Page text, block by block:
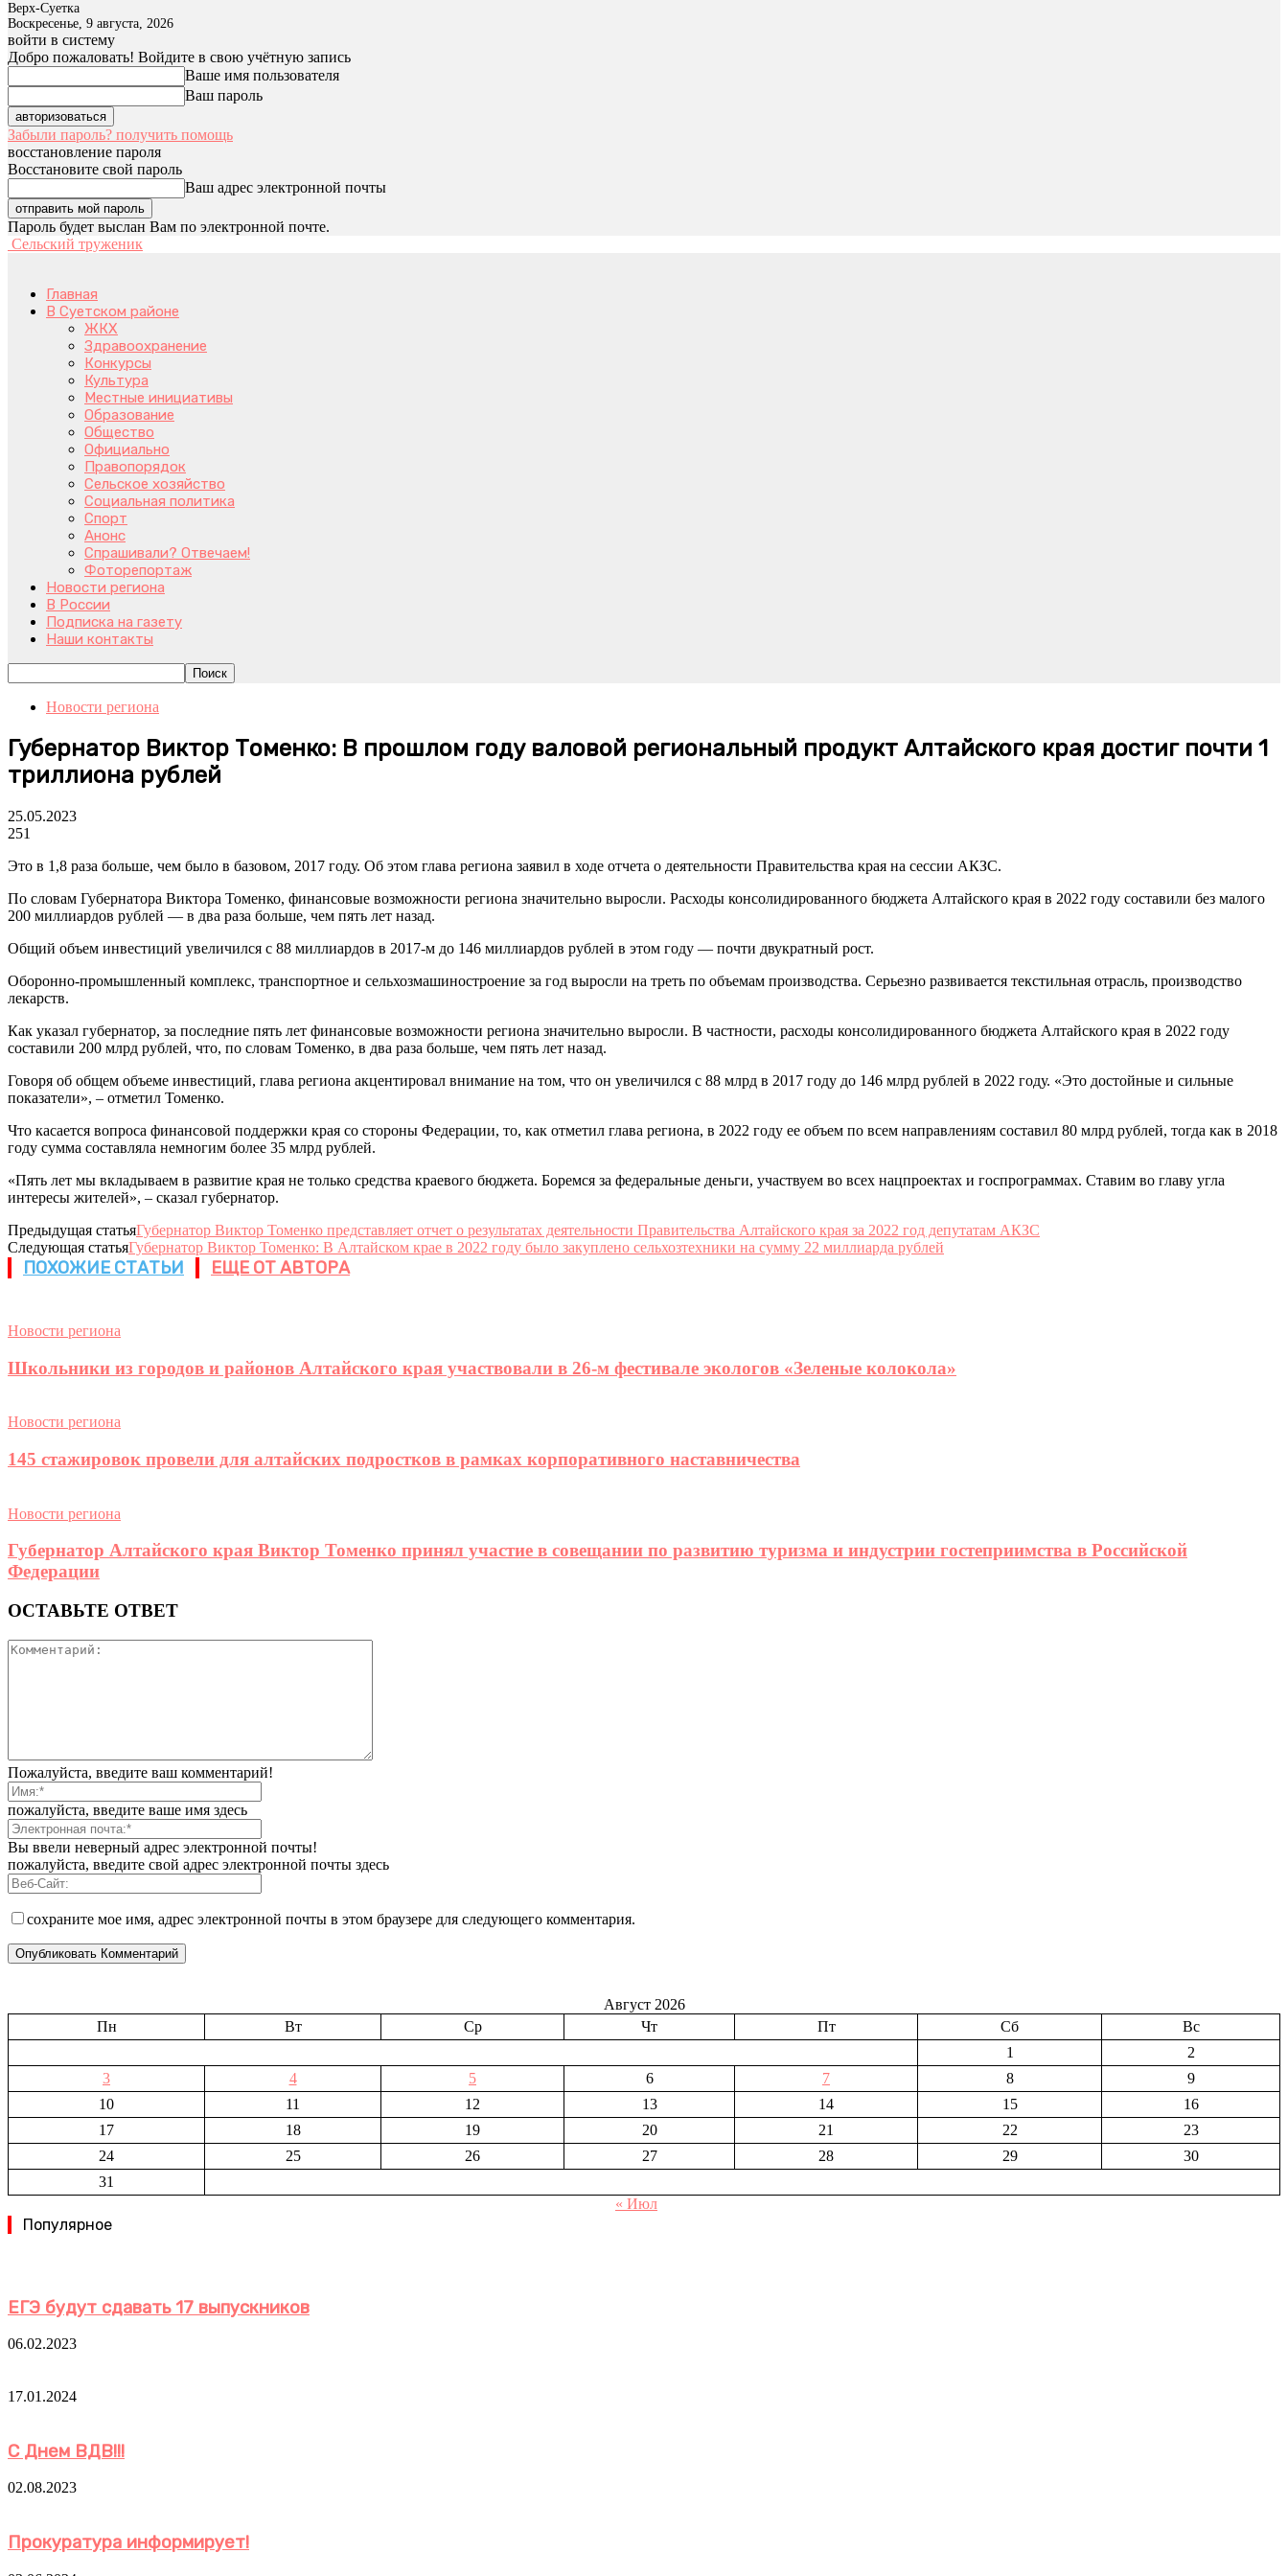
Верх-Суетка
Воскресенье, 9 августа, 2026
войти в систему
Добро пожаловать! Войдите в свою учётную запись
Ваше имя пользователя
Ваш пароль
Забыли пароль? получить помощь
восстановление пароля
Восстановите свой пароль
Ваш адрес электронной почты
Пароль будет выслан Вам по электронной почте.
Сельский труженик
Главная
В Суетском районе
ЖКХ
Здравоохранение
Конкурсы
Культура
Местные инициативы
Образование
Общество
Официально
Правопорядок
Сельское хозяйство
Социальная политика
Спорт
Анонс
Спрашивали? Отвечаем!
Фоторепортаж
Новости региона
В России
Подписка на газету
Наши контакты
Новости региона
Губернатор Виктор Томенко: В прошлом году валовой региональный продукт Алтайского края достиг почти 1
триллиона рублей
25.05.2023
251
Это в 1,8 раза больше, чем было в базовом, 2017 году. Об этом глава региона заявил в ходе отчета о деятельности Правительства края на сессии АКЗС.
По словам Губернатора Виктора Томенко, финансовые возможности региона значительно выросли. Расходы консолидированного бюджета Алтайского края в 2022 году составили без малого
200 миллиардов рублей — в два раза больше, чем пять лет назад.
Общий объем инвестиций увеличился с 88 миллиардов в 2017-м до 146 миллиардов рублей в этом году — почти двукратный рост.
Оборонно-промышленный комплекс, транспортное и сельхозмашиностроение за год выросли на треть по объемам производства. Серьезно развивается текстильная отрасль, производство
лекарств.
Как указал губернатор, за последние пять лет финансовые возможности региона значительно выросли. В частности, расходы консолидированного бюджета Алтайского края в 2022 году
составили 200 млрд рублей, что, по словам Томенко, в два раза больше, чем пять лет назад.
Говоря об общем объеме инвестиций, глава региона акцентировал внимание на том, что он увеличился с 88 млрд в 2017 году до 146 млрд рублей в 2022 году. «Это достойные и сильные
показатели», – отметил Томенко.
Что касается вопроса финансовой поддержки края со стороны Федерации, то, как отметил глава региона, в 2022 году ее объем по всем направлениям составил 80 млрд рублей, тогда как в 2018
году сумма составляла немногим более 35 млрд рублей.
«Пять лет мы вкладываем в развитие края не только средства краевого бюджета. Боремся за федеральные деньги, участвуем во всех нацпроектах и госпрограммах. Ставим во главу угла
интересы жителей», – сказал губернатор.
Предыдущая статьяГубернатор Виктор Томенко представляет отчет о результатах деятельности Правительства Алтайского края за 2022 год депутатам АКЗС
Следующая статьяГубернатор Виктор Томенко: В Алтайском крае в 2022 году было закуплено сельхозтехники на сумму 22 миллиарда рублей
ПОХОЖИЕ СТАТЬИ ЕЩЕ ОТ АВТОРА
Новости региона
Школьники из городов и районов Алтайского края участвовали в 26-м фестивале экологов «Зеленые колокола»
Новости региона
145 стажировок провели для алтайских подростков в рамках корпоративного наставничества
Новости региона
Губернатор Алтайского края Виктор Томенко принял участие в совещании по развитию туризма и индустрии гостеприимства в Российской
Федерации
ОСТАВЬТЕ ОТВЕТ
Пожалуйста, введите ваш комментарий!
пожалуйста, введите ваше имя здесь
Вы ввели неверный адрес электронной почты!
пожалуйста, введите свой адрес электронной почты здесь
сохраните мое имя, адрес электронной почты в этом браузере для следующего комментария.
Август 2026
Пн
Вт Ср Чт Пт Сб
Вс
1
2
3
4 5 6 7 8
9
10
11 12 13 14 15
16
17
18 19 20 21 22
23
24
25 26 27 28 29
30
31
« Июл
Популярное
ЕГЭ будут сдавать 17 выпускников
06.02.2023
17.01.2024
С Днем ВДВ!!!
02.08.2023
Прокуратура информирует!